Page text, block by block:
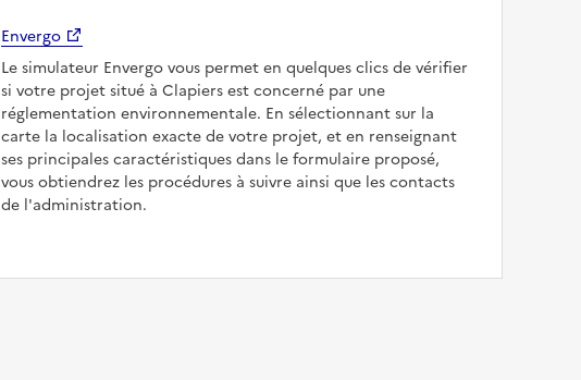
Envergo
Le simulateur Envergo vous permet en quelques clics de vérifier
si votre projet situé à Clapiers est concerné par une
réglementation environnementale. En sélectionnant sur la
carte la localisation exacte de votre projet, et en renseignant
ses principales caractéristiques dans le formulaire proposé,
vous obtiendrez les procédures à suivre ainsi que les contacts
de l'administration.